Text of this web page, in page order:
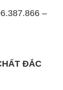
–
ĐẮC